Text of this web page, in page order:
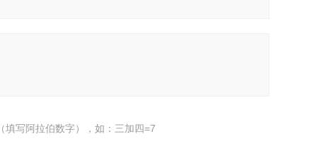
填写阿拉伯数字），如：三加四=7